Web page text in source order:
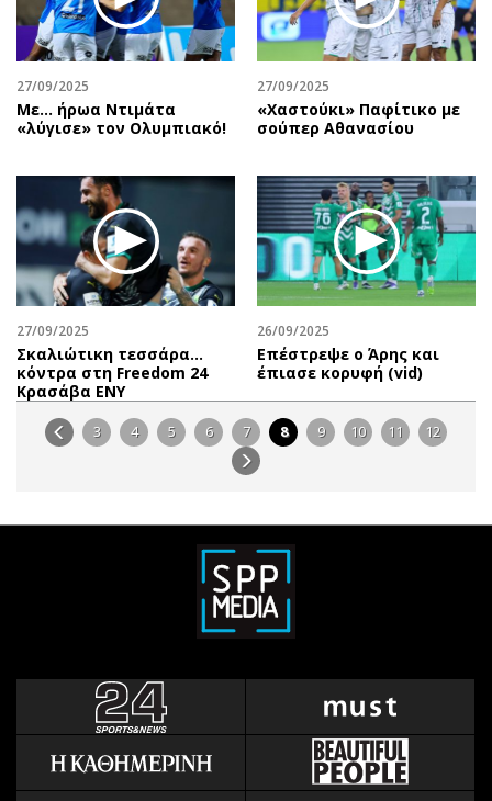
27/09/2025
Με… ήρωα Ντιμάτα
«λύγισε» τον Ολυμπιακό!
27/09/2025
«Χαστούκι» Παφίτικο με
σούπερ Αθανασίου
27/09/2025
Σκαλιώτικη τεσσάρα…
κόντρα στη Freedom 24
Κρασάβα ΕΝΥ
26/09/2025
Επέστρεψε ο Άρης και
έπιασε κορυφή (vid)
3 4 5 6 7 8 9 10 11 12